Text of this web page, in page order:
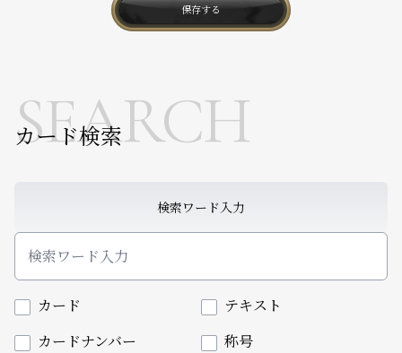
保存する
SEARCH
カード検索
検索ワード入力
カード
テキスト
カードナンバー
称号